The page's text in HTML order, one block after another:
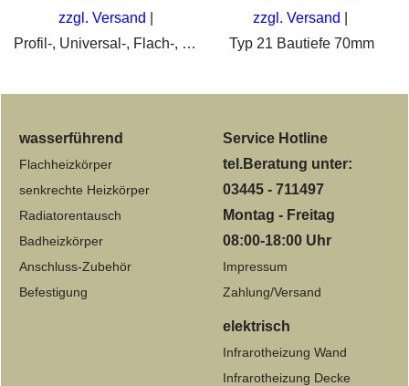
zzgl. Versand
Profil-, Universal-, Flach-, als Kompakt- oder Ventil- Heizkörper
zzgl. Versand
Typ 21 Bautiefe 70mm
Service Hotline
tel.Beratung unter:
03445 - 711497
Montag - Freitag
08:00-18:00 Uhr
Impressum
Zahlung/Versand
wasserführend
Flachheizkörper
senkrechte Heizkörper
Radiatorentausch
Badheizkörper
Anschluss-Zubehör
Befestigung
elektrisch
Infrarotheizung Wand
Infrarotheizung Decke